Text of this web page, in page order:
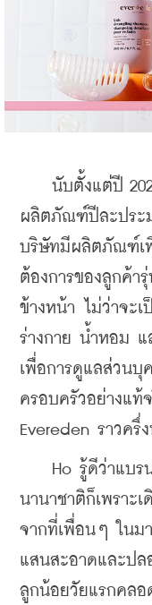
นับตั้งแต่ปี
ผลิตภัณฑ์ปีละประ
บริษัทมีผลิตภัณฑ์เ
ต้องการของลูกค้า
ข้างหน้า ไม่ว่าจะ
ร่างกาย น้ำหอม แ
เพื่อการดูแลส่วนบุ
ครอบครัวอย่างแท้
Evereden ราวครึ่
Ho รู้ดีว่าแบรน
นานาชาติก็เพราะ
จากที่เพื่อนๆ ในม
แสนสะอาดและปล
ลูกน้อยวัยแรกคลอ